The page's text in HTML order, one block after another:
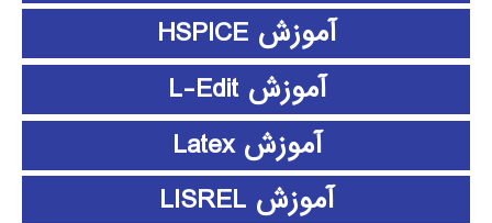
آموزش HSPICE
آموزش L-Edit
آموزش Latex
آموزش LISREL